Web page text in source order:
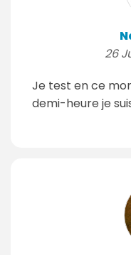
26
Je test en ce
demi-heure je